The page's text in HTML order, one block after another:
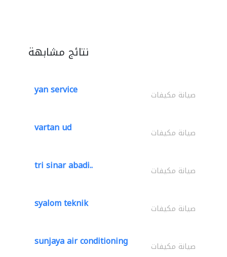
نتائج مشابهة
yan service صيانة مكيفات
vartan ud صيانة مكيفات
tri sinar abadi.. صيانة مكيفات
syalom teknik صيانة مكيفات
sunjaya air conditioning صيانة مكيفات